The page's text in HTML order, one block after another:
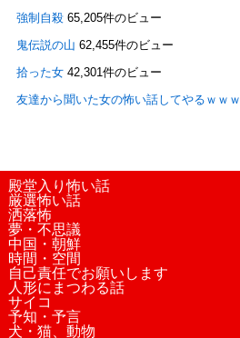
強制自殺 65,205件のビュー
鬼伝説の山 62,455件のビュー
拾った女 42,301件のビュー
友達から聞いた女の怖い話してやるｗｗｗ
殿堂入り怖い話
厳選怖い話
洒落怖
夢・不思議
中国・朝鮮
時間・空間
自己責任でお願いします
人形にまつわる話
サイコ
予知・予言
犬・猫、動物